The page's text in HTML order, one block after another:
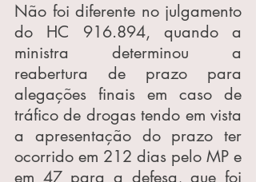
Não foi diferente no julgamento
do HC 916.894, quando a
ministra determinou a
reabertura de prazo para
alegações finais em caso de
tráfico de drogas tendo em vista
a apresentação do prazo ter
ocorrido em 212 dias pelo MP e
em 47 para a defesa, que foi